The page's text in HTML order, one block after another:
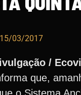
15/03/2017
/
que,